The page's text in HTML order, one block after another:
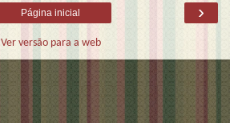
›
Página inicial
Ver versão para a web